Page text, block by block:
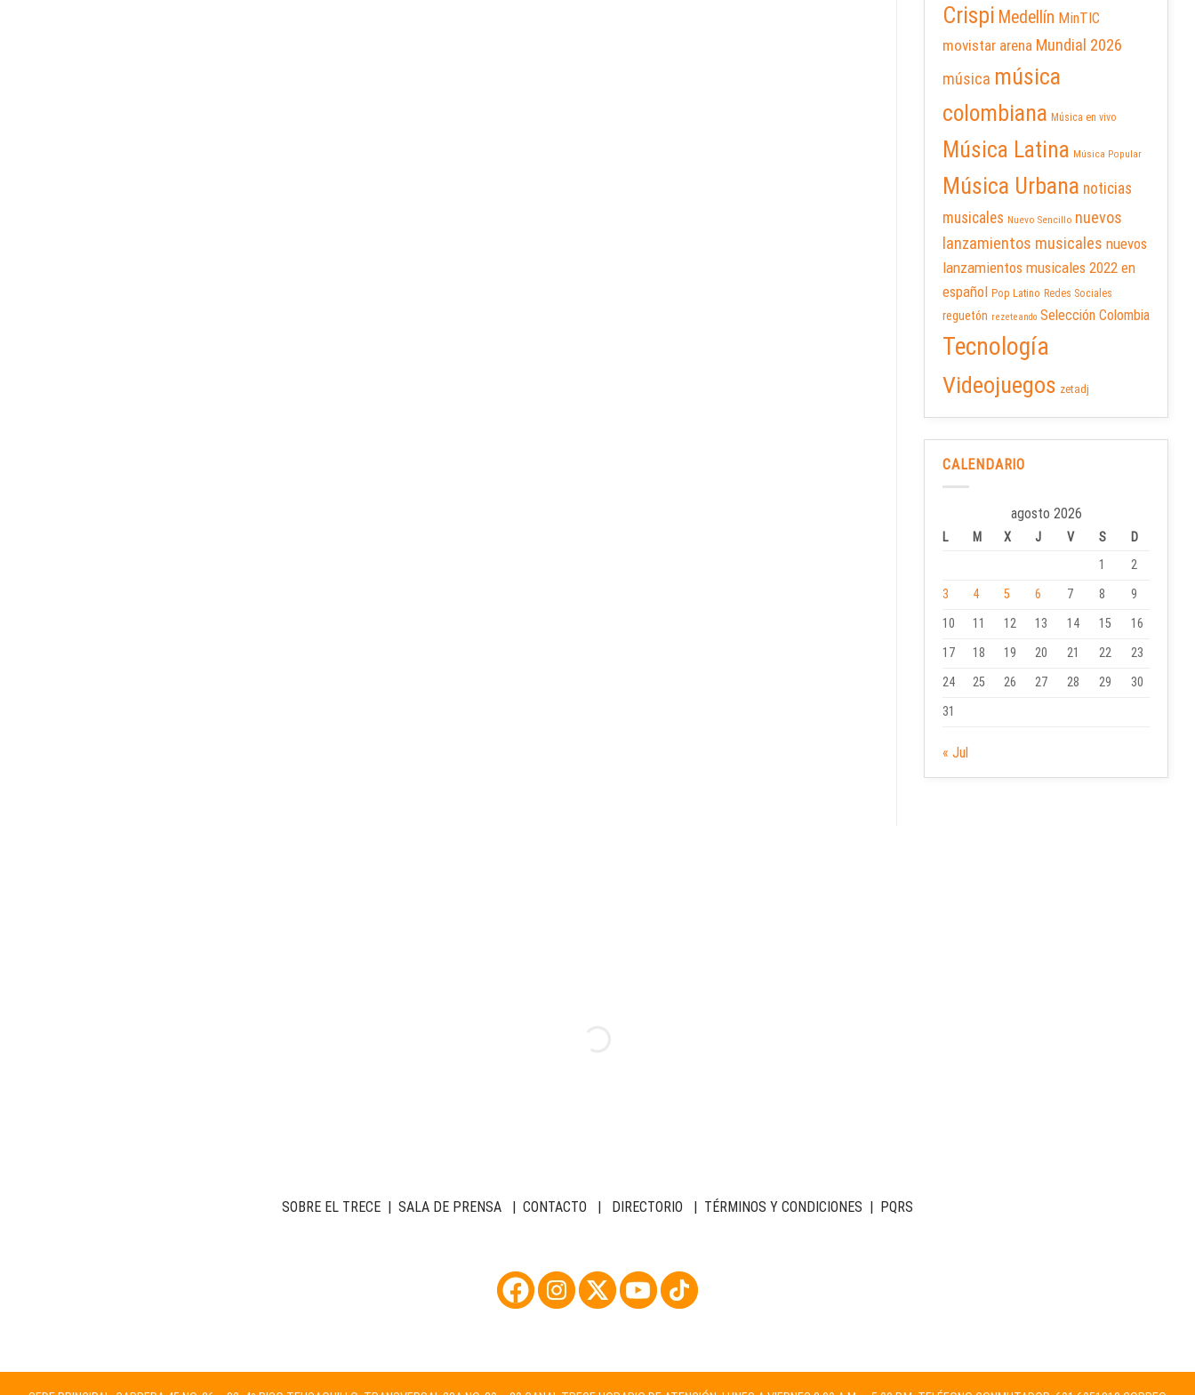
Crispi Medellín MinTIC
movistar arena Mundial 2026
música música
colombiana Música en vivo
Música Latina Música Popular
Música Urbana noticias
musicales Nuevo Sencillo nuevos
lanzamientos musicales nuevos
lanzamientos musicales 2022 en
español Pop Latino Redes Sociales
reguetón rezeteando Selección Colombia
Tecnología
Videojuegos zetadj
CALENDARIO
agosto 2026
L M X J V S
D
1
2
3
4 5 6 7 8
9
10
11 12 13 14 15
16
17
18 19 20 21 22
23
24
25 26 27 28 29
30
31
« Jul
SOBRE EL TRECE | SALA DE PRENSA | CONTACTO | DIRECTORIO | TÉRMINOS Y CONDICIONES | PQRS